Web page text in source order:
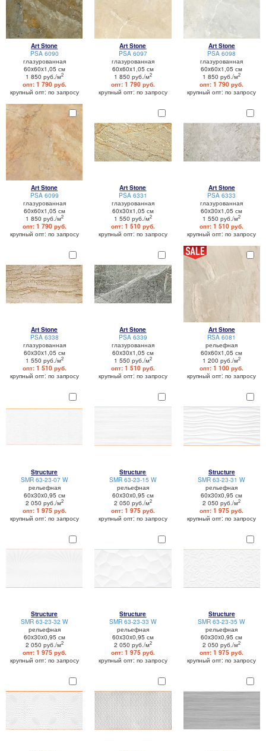
Art Stone
PSA 6090
глазурованная
60x60x1,05 см
1 850 руб./м2
опт: 1 790 руб.
крупный опт: по запросу
Art Stone
PSA 6097
глазурованная
60x60x1,05 см
1 850 руб./м2
опт: 1 790 руб.
крупный опт: по запросу
Art Stone
PSA 6098
глазурованная
60x60x1,05 см
1 850 руб./м2
опт: 1 790 руб.
крупный опт: по запросу
Art Stone
PSA 6099
глазурованная
60x60x1,05 см
1 850 руб./м2
опт: 1 790 руб.
крупный опт: по запросу
Art Stone
PSA 6331
глазурованная
60x30x1,05 см
1 550 руб./м2
опт: 1 510 руб.
крупный опт: по запросу
Art Stone
PSA 6333
глазурованная
60x30x1,05 см
1 550 руб./м2
опт: 1 510 руб.
крупный опт: по запросу
Art Stone
PSA 6338
глазурованная
60x30x1,05 см
1 550 руб./м2
опт: 1 510 руб.
крупный опт: по запросу
Art Stone
PSA 6339
глазурованная
60x30x1,05 см
1 550 руб./м2
опт: 1 510 руб.
крупный опт: по запросу
Art Stone
RSA 6081
рельефная
60x60x1,05 см
1 200 руб./м2
опт: 1 100 руб.
крупный опт: по запросу
Structure
SMR 63-23-07 W
рельефная
60x30x0,95 см
2 050 руб./м2
опт: 1 975 руб.
крупный опт: по запросу
Structure
SMR 63-23-15 W
рельефная
60x30x0,95 см
2 050 руб./м2
опт: 1 975 руб.
крупный опт: по запросу
Structure
SMR 63-23-31 W
рельефная
60x30x0,95 см
2 050 руб./м2
опт: 1 975 руб.
крупный опт: по запросу
Structure
SMR 63-23-32 W
рельефная
60x30x0,95 см
2 050 руб./м2
опт: 1 975 руб.
крупный опт: по запросу
Structure
SMR 63-23-33 W
рельефная
60x30x0,95 см
2 050 руб./м2
опт: 1 975 руб.
крупный опт: по запросу
Structure
SMR 63-23-35 W
рельефная
60x30x0,95 см
2 050 руб./м2
опт: 1 975 руб.
крупный опт: по запросу